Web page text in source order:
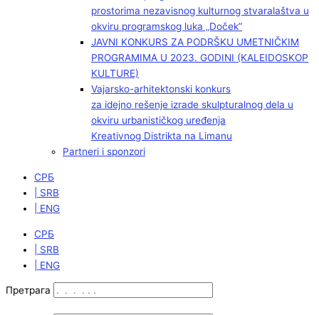
prostorima nezavisnog kulturnog stvaralaštva u
okviru programskog luka „Doček”
JAVNI KONKURS ZA PODRŠKU UMETNIČKIM
PROGRAMIMA U 2023. GODINI (KALEIDOSKOP
KULTURE)
Vajarsko-arhitektonski konkurs
za idejno rešenje izrade skulpturalnog dela u
okviru urbanističkog uređenja
Kreativnog Distrikta na Limanu
Partneri i sponzori
СРБ
| SRB
| ENG
СРБ
| SRB
| ENG
Претрага